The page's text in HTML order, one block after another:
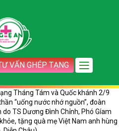
VẤN GHÉP TẠNG
Tháng Tám và Quốc khánh 2/9
“uống nước nhớ nguồn”, đoàn
do TS Dương Đình Chỉnh, Phó Gíam
tặng quà mẹ Việt Nam anh hùng